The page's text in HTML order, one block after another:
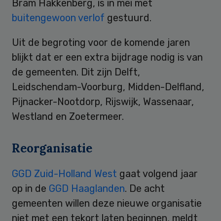
Bram Hakkenberg, is in mei met
buitengewoon verlof gestuurd.
Uit de begroting voor de komende jaren
blijkt dat er een extra bijdrage nodig is van
de gemeenten. Dit zijn Delft,
Leidschendam-Voorburg, Midden-Delfland,
Pijnacker-Nootdorp, Rijswijk, Wassenaar,
Westland en Zoetermeer.
Reorganisatie
GGD Zuid-Holland West gaat volgend jaar
op in de GGD Haaglanden. De acht
gemeenten willen deze nieuwe organisatie
niet met een tekort laten beginnen, meldt